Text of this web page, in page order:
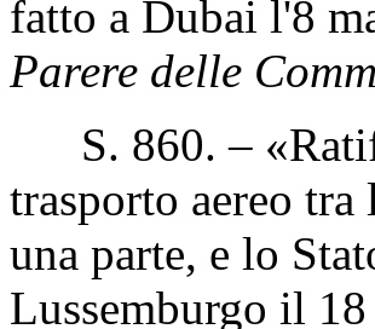
fatto a Dubai l'8
Parere delle
S. 860. –
trasporto aereo
una parte, e lo
Lussemburgo il